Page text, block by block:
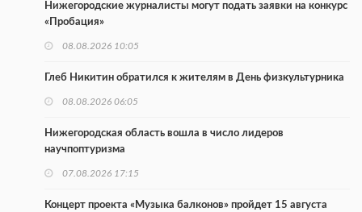
Нижегородские журналисты могут подать заявки на конкурс
«Пробация»
08.08.2026 10:05
Глеб Никитин обратился к жителям в День физкультурника
08.08.2026 06:05
Нижегородская область вошла в число лидеров
научпоптуризма
07.08.2026 17:15
Концерт проекта «Музыка балконов» пройдет 15 августа